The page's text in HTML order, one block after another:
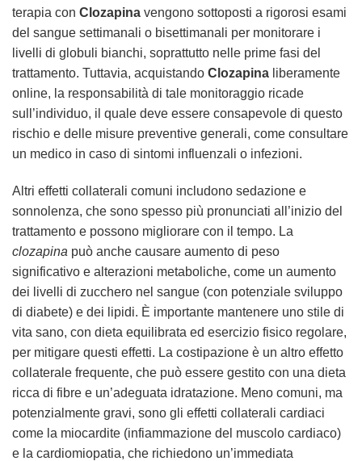
terapia con Clozapina vengono sottoposti a rigorosi esami
del sangue settimanali o bisettimanali per monitorare i
livelli di globuli bianchi, soprattutto nelle prime fasi del
trattamento. Tuttavia, acquistando Clozapina liberamente
online, la responsabilità di tale monitoraggio ricade
sull’individuo, il quale deve essere consapevole di questo
rischio e delle misure preventive generali, come consultare
un medico in caso di sintomi influenzali o infezioni.
Altri effetti collaterali comuni includono sedazione e
sonnolenza, che sono spesso più pronunciati all’inizio del
trattamento e possono migliorare con il tempo. La
clozapina può anche causare aumento di peso
significativo e alterazioni metaboliche, come un aumento
dei livelli di zucchero nel sangue (con potenziale sviluppo
di diabete) e dei lipidi. È importante mantenere uno stile di
vita sano, con dieta equilibrata ed esercizio fisico regolare,
per mitigare questi effetti. La costipazione è un altro effetto
collaterale frequente, che può essere gestito con una dieta
ricca di fibre e un’adeguata idratazione. Meno comuni, ma
potenzialmente gravi, sono gli effetti collaterali cardiaci
come la miocardite (infiammazione del muscolo cardiaco)
e la cardiomiopatia, che richiedono un’immediata